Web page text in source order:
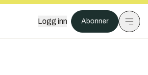
Logg inn Abonner